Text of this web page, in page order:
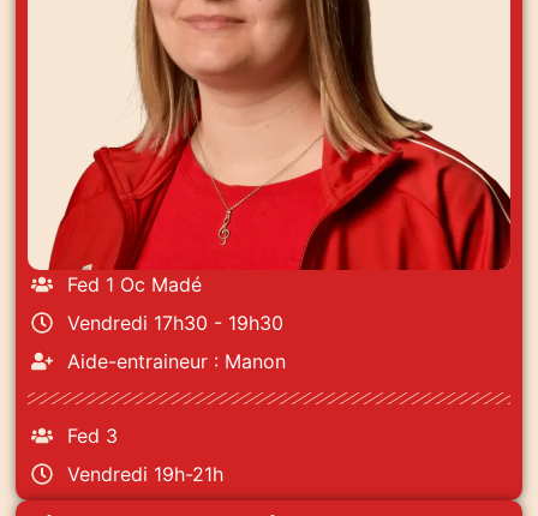
Fed 1 Oc Madé
Vendredi 17h30 - 19h30
Aide-entraineur : Manon
Fed 3
Vendredi 19h-21h